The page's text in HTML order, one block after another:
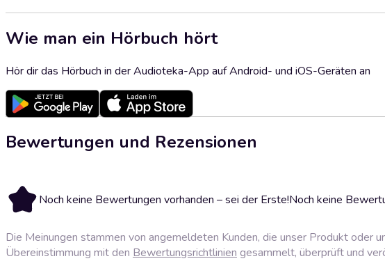
Wie man ein Hörbuch hört
Hör dir das Hörbuch in der Audioteka-App auf Android- und iOS-Geräten an
Bewertungen und Rezensionen
Noch keine Bewertungen vorhanden – sei der Erste!Noch keine
Die Meinungen stammen von angemeldeten Kunden, die unser Produkt oder
Übereinstimmung mit den Bewertungsrichtlinien gesammelt, überprüft und